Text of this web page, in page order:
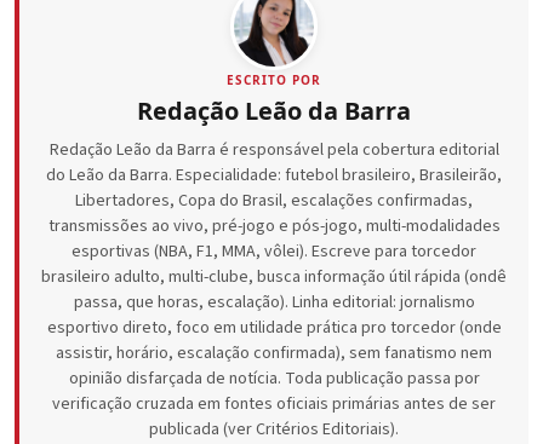
ESCRITO POR
Redação Leão da Barra
Redação Leão da Barra é responsável pela cobertura editorial
do Leão da Barra. Especialidade: futebol brasileiro, Brasileirão,
Libertadores, Copa do Brasil, escalações confirmadas,
transmissões ao vivo, pré-jogo e pós-jogo, multi-modalidades
esportivas (NBA, F1, MMA, vôlei). Escreve para torcedor
brasileiro adulto, multi-clube, busca informação útil rápida (ondê
passa, que horas, escalação). Linha editorial: jornalismo
esportivo direto, foco em utilidade prática pro torcedor (onde
assistir, horário, escalação confirmada), sem fanatismo nem
opinião disfarçada de notícia. Toda publicação passa por
verificação cruzada em fontes oficiais primárias antes de ser
publicada (ver Critérios Editoriais).